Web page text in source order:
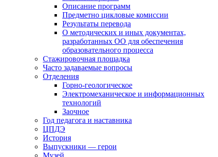
Описание программ
Предметно цикловые комиссии
Результаты перевода
О методических и иных документах,
разработанных ОО для обеспечения
образовательного процесса
Стажировочная площадка
Часто задаваемые вопросы
Отделения
Горно-геологическое
Электромеханическое и информационных
технологий
Заочное
Год педагога и наставника
ЦПДЭ
История
Выпускники — герои
Музей